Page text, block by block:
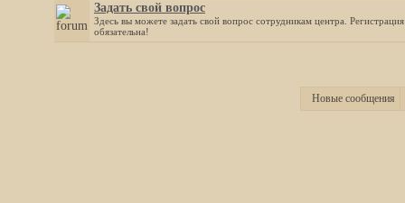
Задать свой вопрос
Здесь вы можете задать свой вопрос сотрудникам центра.
обязательна!
Новые сообщения